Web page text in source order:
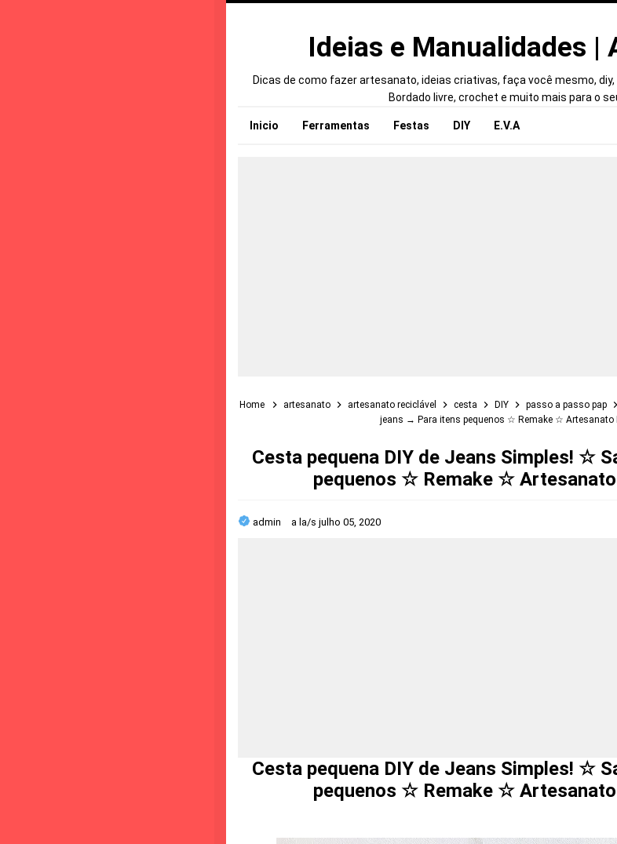
Ideias e Manualidades |
Dicas de como fazer artesanato, ideias criativas, faça você mesmo,
Bordado livre, crochet e muito mais para o
Inicio Ferramentas Festas DIY E.V.A
Home artesanato artesanato reciclável cesta DIY passo a passo pap
jeans → Para itens pequenos ☆ Remake ☆ Artesanato
Cesta pequena DIY de Jeans Simples! ☆
pequenos ☆ Remake ☆ Artesanato
admin a la/s julho 05, 2020
Cesta pequena DIY de Jeans Simples! ☆
pequenos ☆ Remake ☆ Artesanato